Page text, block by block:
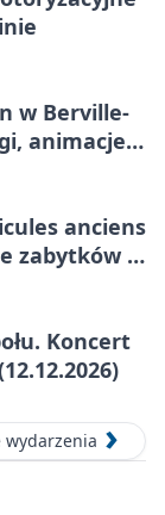
w Berville-
animacje i
anciens
zabytków i
Koncert
wydarzenia